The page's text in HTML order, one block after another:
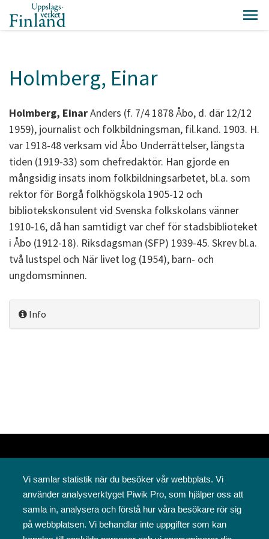
Holmberg, Einar
Holmberg, EinarAnders (f. 7/4 1878 Åbo, d. där 12/12
1959), journalist och folkbildningsman, fil.kand. 1903. H.
var 1918-48 verksam vid Åbo Underrättelser, längsta
tiden (1919-33) som chefredaktör. Han gjorde en
mångsidig insats inom folkbildningsarbetet, bl.a. som
rektor för Borgå folkhögskola 1905-12 och
bibliotekskonsulent vid Svenska folkskolans vänner
1910-16, då han samtidigt var chef för stadsbiblioteket
i Åbo (1912-18). Riksdagsman (SFP) 1939-45. Skrev bl.a.
två lustspel och När livet log (1954), barn- och
ungdomsminnen.
Info
Svenska folkskolans vänner rf
Vi samlar statistik när du besöker vår webbplats. Vi
använder analysverktyget Piwik Pro, som hjälper oss att
samla in, analysera och förstå hur våra besökare rör sig
på webbplatsen. Vi behandlar inte uppgifter som kan